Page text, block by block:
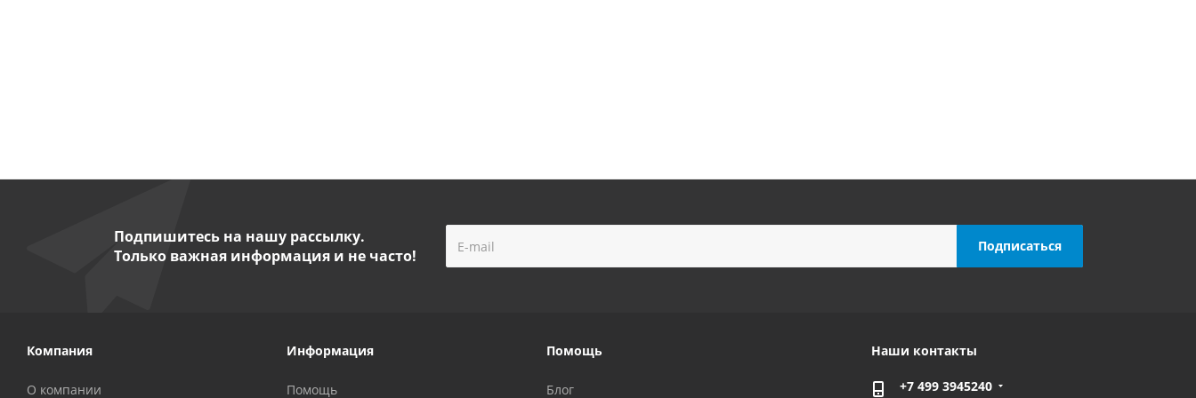
Подпишитесь на нашу рассылку.
Только важная информация и не часто!
Компания
О компании
Информация
Помощь
Помощь
Блог
Наши контакты
+7 499 3945240